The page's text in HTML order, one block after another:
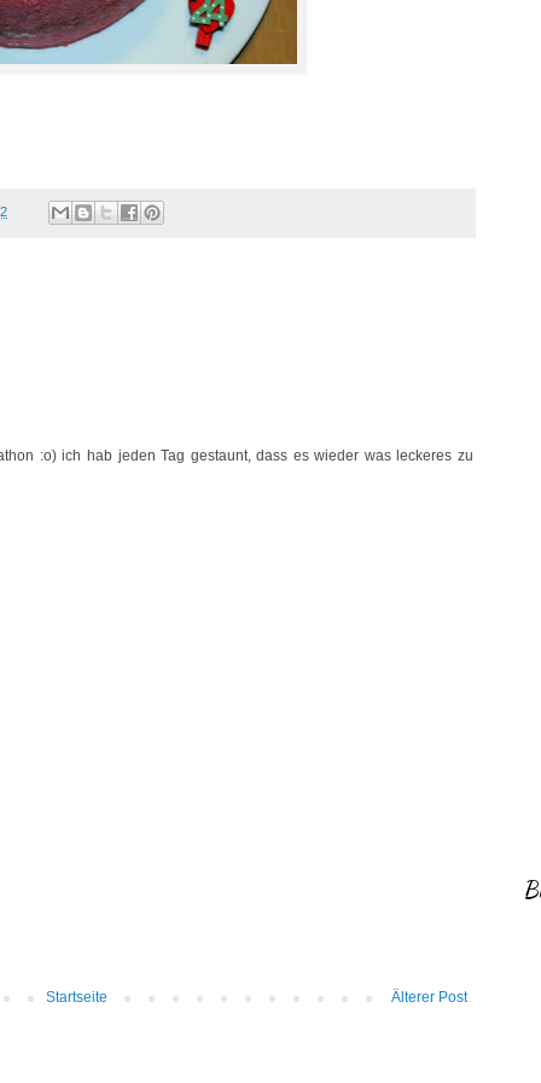
:o) ich hab jeden Tag gestaunt, dass es wieder was leckeres zu
Älterer Post
Startseite